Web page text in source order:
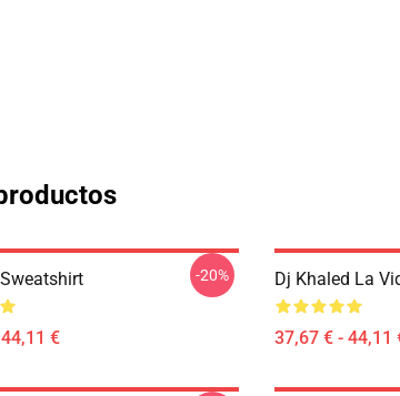
€
-20% Dj Khaled La
37,67 € - 44,11